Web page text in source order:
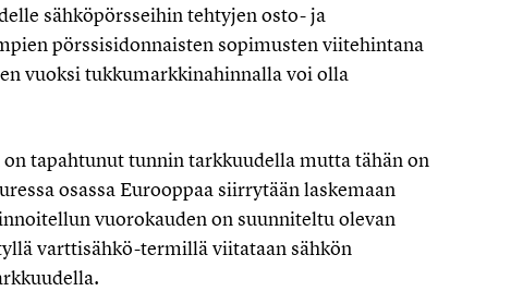
sähköpörsseihin tehtyjen osto- ja
pörssisidonnaisten sopimusten viitehintana
vuoksi tukkumarkkinahinnalla voi olla
tapahtunut tunnin tarkkuudella mutta tähän on
osassa Eurooppaa siirrytään laskemaan
vuorokauden on suunniteltu olevan
varttisähkö-termillä viitataan sähkön